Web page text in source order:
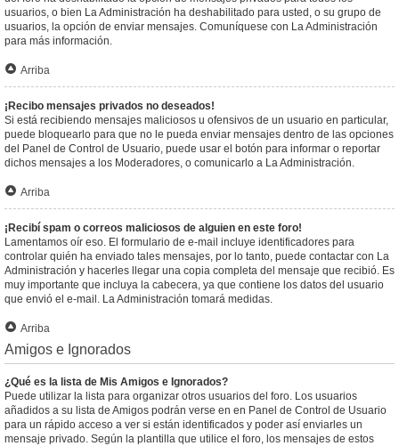
usuarios, o bien La Administración ha deshabilitado para usted, o su grupo de
usuarios, la opción de enviar mensajes. Comuníquese con La Administración
para más información.
Arriba
¡Recibo mensajes privados no deseados!
Si está recibiendo mensajes maliciosos u ofensivos de un usuario en particular,
puede bloquearlo para que no le pueda enviar mensajes dentro de las opciones
del Panel de Control de Usuario, puede usar el botón para informar o reportar
dichos mensajes a los Moderadores, o comunicarlo a La Administración.
Arriba
¡Recibí spam o correos maliciosos de alguien en este foro!
Lamentamos oír eso. El formulario de e-mail incluye identificadores para
controlar quién ha enviado tales mensajes, por lo tanto, puede contactar con La
Administración y hacerles llegar una copia completa del mensaje que recibió. Es
muy importante que incluya la cabecera, ya que contiene los datos del usuario
que envió el e-mail. La Administración tomará medidas.
Arriba
Amigos e Ignorados
¿Qué es la lista de Mis Amigos e Ignorados?
Puede utilizar la lista para organizar otros usuarios del foro. Los usuarios
añadidos a su lista de Amigos podrán verse en en Panel de Control de Usuario
para un rápido acceso a ver si están identificados y poder así enviarles un
mensaje privado. Según la plantilla que utilice el foro, los mensajes de estos